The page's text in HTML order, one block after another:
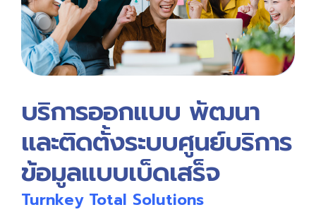
บริการออกแบบ พัฒนา
และติดตั้งระบบศูนย์บริการ
ข้อมูลแบบเบ็ดเสร็จ
Turnkey Total Solutions